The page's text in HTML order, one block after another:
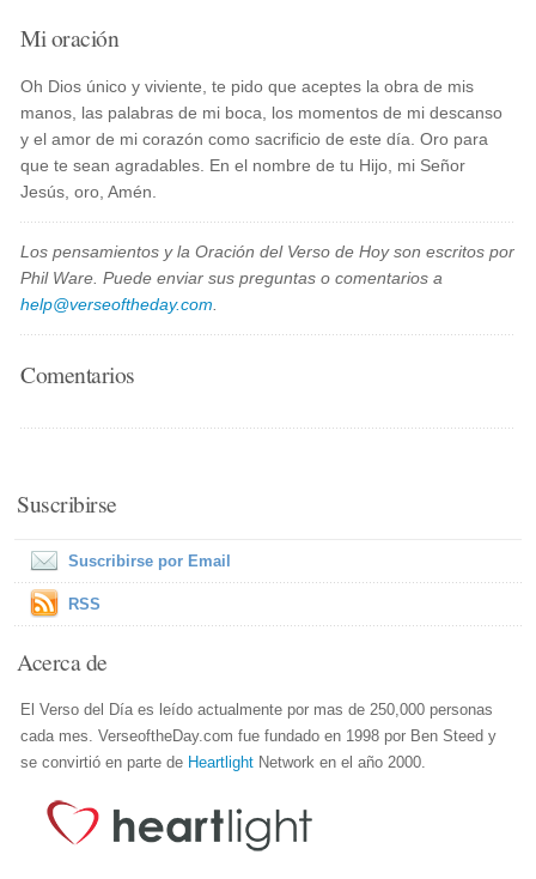
Mi oración
Oh Dios único y viviente, te pido que aceptes la obra de mis
manos, las palabras de mi boca, los momentos de mi descanso
y el amor de mi corazón como sacrificio de este día. Oro para
que te sean agradables. En el nombre de tu Hijo, mi Señor
Jesús, oro, Amén.
Los pensamientos y la Oración del Verso de Hoy son escritos por
Phil Ware. Puede enviar sus preguntas o comentarios a
help@verseoftheday.com
Comentarios
Suscribirse
Suscribirse por Email
RSS
Acerca de
El Verso del Día es leído actualmente por mas de 250,000 personas
cada mes. VerseoftheDay.com fue fundado en 1998 por Ben Steed y
se convirtió en parte de Heartlight Network en el año 2000.